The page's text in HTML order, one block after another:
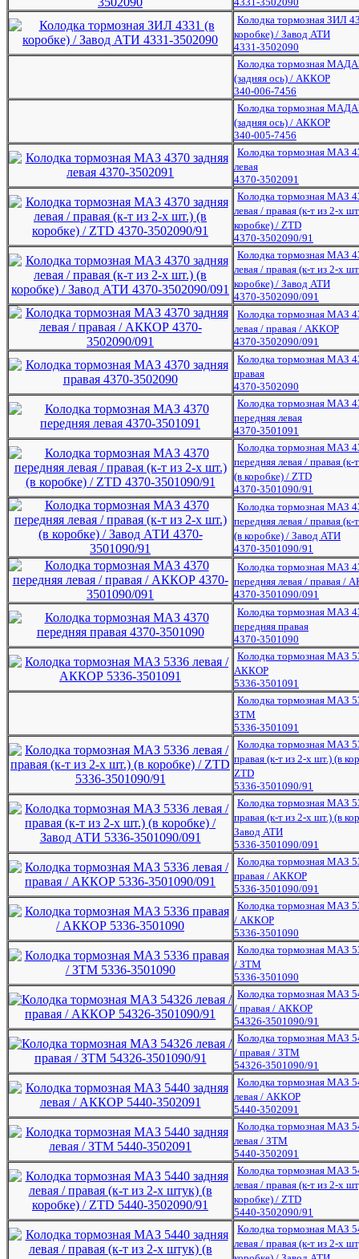
Колодка тормозная ЗИЛ
коробке) / Завод АТИ
4331-3502090
Колодка тормозная
(задняя ось) / АККОР
340-006-7456
Колодка тормозная
(задняя ось) / АККОР
340-005-7456
Колодка тормозная МАЗ
левая
4370-3502091
Колодка тормозная МАЗ
левая / правая (к-т из 2-х
коробке) / ZTD
4370-3502090/91
Колодка тормозная МАЗ
левая / правая (к-т из 2-х
коробке) / Завод АТИ
4370-3502090/091
Колодка тормозная МАЗ
левая / правая / АККОР
4370-3502090/091
Колодка тормозная МАЗ
правая
4370-3502090
Колодка тормозная МАЗ
передняя левая
4370-3501091
Колодка тормозная МАЗ
передняя левая / правая (к-
(в коробке) / ZTD
4370-3501090/91
Колодка тормозная МАЗ
передняя левая / правая (к-
(в коробке) / Завод АТИ
4370-3501090/91
Колодка тормозная МАЗ
передняя левая / правая /
4370-3501090/091
Колодка тормозная МАЗ
передняя правая
4370-3501090
Колодка тормозная МАЗ
АККОР
5336-3501091
Колодка тормозная МАЗ
ЗТМ
5336-3501091
Колодка тормозная МАЗ
правая (к-т из 2-х шт.) (в
ZTD
5336-3501090/91
Колодка тормозная МАЗ
правая (к-т из 2-х шт.) (в
Завод АТИ
5336-3501090/091
Колодка тормозная МАЗ
правая / АККОР
5336-3501090/091
Колодка тормозная МАЗ
/ АККОР
5336-3501090
Колодка тормозная МАЗ
/ ЗТМ
5336-3501090
Колодка тормозная МАЗ
/ правая / АККОР
54326-3501090/91
Колодка тормозная МАЗ
/ правая / ЗТМ
54326-3501090/91
Колодка тормозная МАЗ
левая / АККОР
5440-3502091
Колодка тормозная МАЗ
левая / ЗТМ
5440-3502091
Колодка тормозная МАЗ
левая / правая (к-т из 2-х
коробке) / ZTD
5440-3502090/91
Колодка тормозная МАЗ
левая / правая (к-т из 2-х